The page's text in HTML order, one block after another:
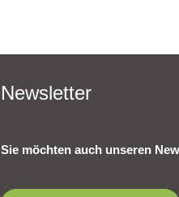
Newsletter
Sie möchten auch unseren